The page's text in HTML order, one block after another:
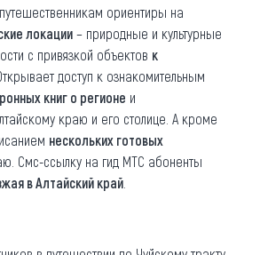
путешественникам ориентиры на
локации – природные и культурные
с привязкой объектов к
Открывает доступ к ознакомительным
книг о регионе и
краю и его столице. А кроме
нескольких готовых
Смс-ссылку на гид МТС абоненты
в Алтайский край